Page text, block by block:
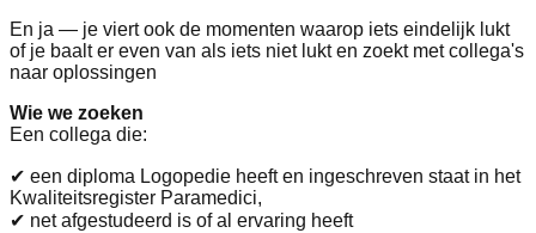
En ja — je viert ook de momenten waarop iets eindelijk lukt
of je baalt er even van als iets niet lukt en zoekt met collega's
naar oplossingen
Wie we zoeken
Een collega die:
✔ een diploma Logopedie heeft en ingeschreven staat in het
Kwaliteitsregister Paramedici,
✔ net afgestudeerd is of al ervaring heeft